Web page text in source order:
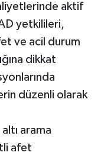
aktif
yetkilileri,
ve acil durum
dikkat
düzenli olarak
arama
afet